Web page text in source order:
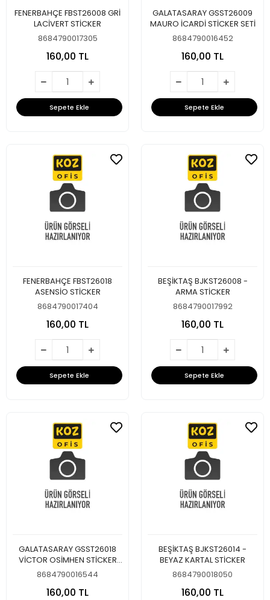
FENERBAHÇE FBST26008 GRİ
LACİVERT STİCKER
8684790017305
160,00 TL
Sepete Ekle
GALATASARAY GSST26009
MAURO İCARDİ STİCKER SETİ
8684790016452
160,00 TL
Sepete Ekle
FENERBAHÇE FBST26018
ASENSİO STİCKER
8684790017404
160,00 TL
Sepete Ekle
BEŞİKTAŞ BJKST26008 -
ARMA STİCKER
8684790017992
160,00 TL
Sepete Ekle
GALATASARAY GSST26018
VİCTOR OSİMHEN STİCKER
SETİ
8684790016544
160,00 TL
BEŞİKTAŞ BJKST26014 -
BEYAZ KARTAL STİCKER
8684790018050
160,00 TL